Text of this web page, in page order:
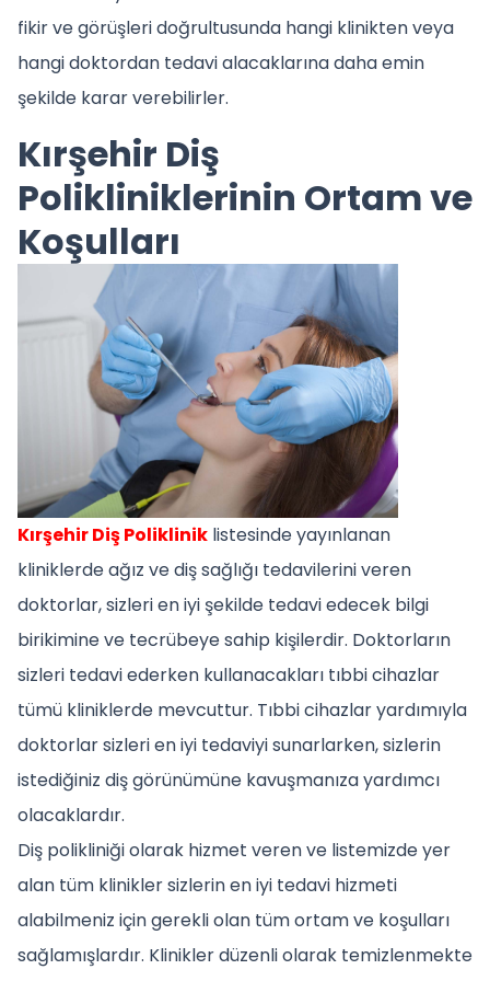
fikir ve görüşleri doğrultusunda hangi klinikten veya
hangi doktordan tedavi alacaklarına daha emin
şekilde karar verebilirler.
Kırşehir Diş
Polikliniklerinin Ortam ve
Koşulları
Kırşehir Diş Poliklinik listesinde yayınlanan
kliniklerde ağız ve diş sağlığı tedavilerini veren
doktorlar, sizleri en iyi şekilde tedavi edecek bilgi
birikimine ve tecrübeye sahip kişilerdir. Doktorların
sizleri tedavi ederken kullanacakları tıbbi cihazlar
tümü kliniklerde mevcuttur. Tıbbi cihazlar yardımıyla
doktorlar sizleri en iyi tedaviyi sunarlarken, sizlerin
istediğiniz diş görünümüne kavuşmanıza yardımcı
olacaklardır.
Diş polikliniği olarak hizmet veren ve listemizde yer
alan tüm klinikler sizlerin en iyi tedavi hizmeti
alabilmeniz için gerekli olan tüm ortam ve koşulları
sağlamışlardır. Klinikler düzenli olarak temizlenmekte